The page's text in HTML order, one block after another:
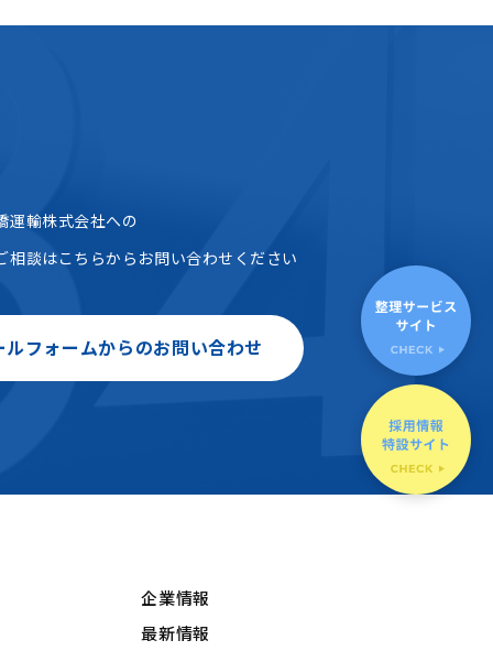
運輸株式会社への
談はこちらからお問い合わせください
ルフォームからのお問い合わせ
企業情報
最新情報